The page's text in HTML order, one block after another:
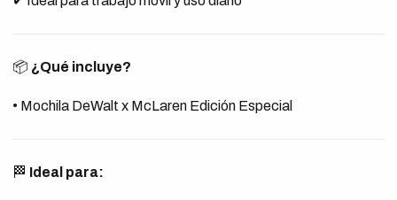
📦 ¿Qué incluye?
• Mochila DeWalt x McLaren Edición Especial
🏁 Ideal para: